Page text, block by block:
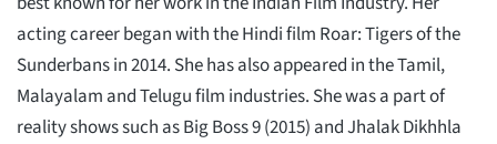
acting career began with the Hindi film Roar: Tigers of the
Sunderbans in 2014. She has also appeared in the Tamil,
Malayalam and Telugu film industries. She was a part of
reality shows such as Big Boss 9 (2015) and Jhalak Dikhhla